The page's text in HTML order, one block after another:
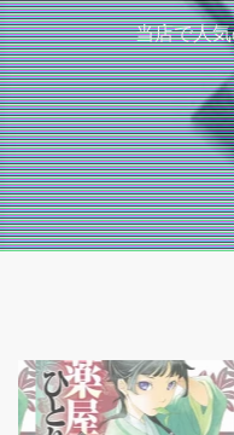
当店で人